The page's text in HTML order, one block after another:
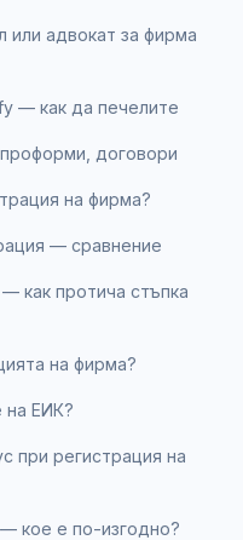
или адвокат за фирма
— как да печелите
договори
на фирма?
— сравнение
как протича стъпка
на фирма?
на ЕИК?
при регистрация на
кое е по-изгодно?